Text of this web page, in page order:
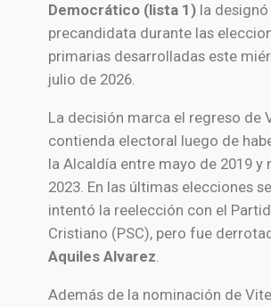
Democrático (lista 1)la designó
precandidata durante las
primarias desarrolladas este
julio de 2026.
La decisión marca el regreso de
contienda electoral luego de
la Alcaldía entre mayo de 2019 y
2023. En las últimas elecciones
intentó la reelección con el
Cristiano (PSC), pero fue
Aquiles Alvarez.
Además de la nominación de